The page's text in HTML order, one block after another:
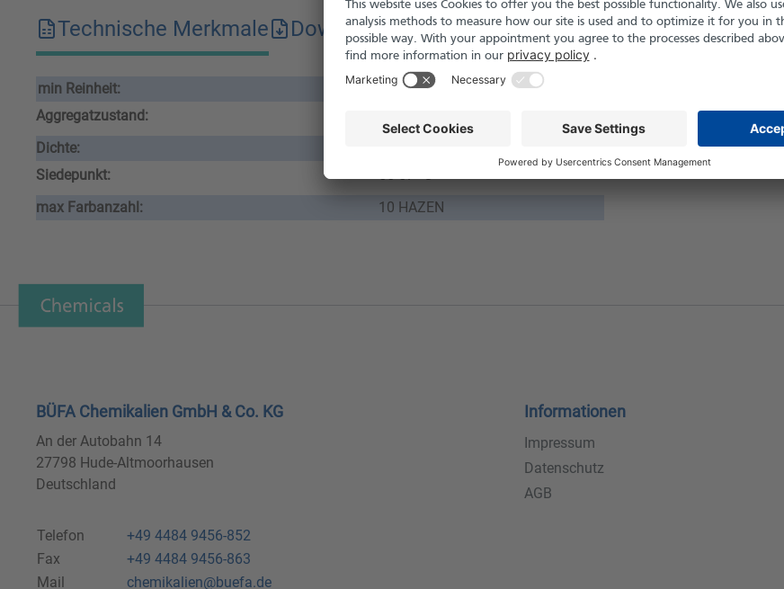
Technische Merkmale Downloads Sicherheitshinweise
min Reinheit:
99 % (M/M)
Aggregatzustand:
Dichte:
Siedepunkt:
max Farbanzahl:
10 HAZEN
BÜFA Chemikalien GmbH & Co. KG
An der Autobahn 14
27798 Hude-Altmoorhausen
Deutschland
Telefon
+49 4484 9456-852
Fax
+49 4484 9456-863
Mail
chemikalien@buefa.de
Informationen
Impressum
Datenschutz
AGB